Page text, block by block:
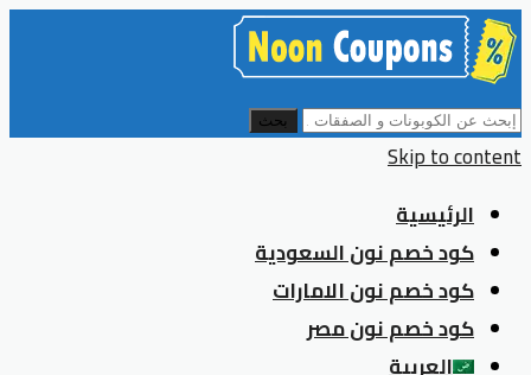
بحث
Skip to content
الرئيسية
كود خصم نون السعودية
كود خصم نون الامارات
كود خصم نون مصر
العربية